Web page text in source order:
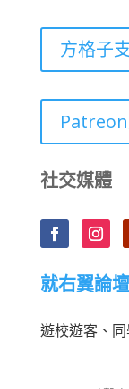
方格子
社交媒體
就右翼論
遊校遊客、